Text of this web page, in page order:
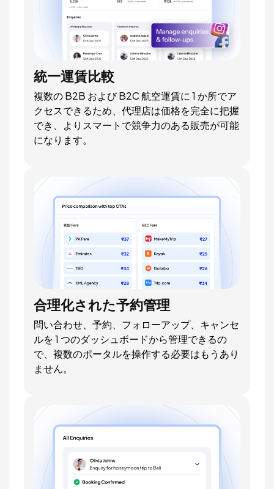
統一運賃比較
複数の B2B および B2C 航空運賃に 1 か所でア
クセスできるため、代理店は価格を完全に把握
でき、よりスマートで競争力のある販売が可能
になります。
合理化された予約管理
問い合わせ、予約、フォローアップ、キャンセ
ルを 1 つのダッシュボードから管理できるの
で、複数のポータルを操作する必要はもうあり
ません。